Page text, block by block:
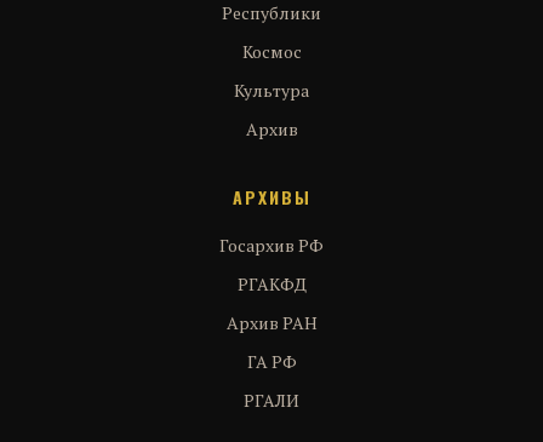
Республики
Космос
Культура
Архив
АРХИВЫ
Госархив РФ
РГАКФД
Архив РАН
ГА РФ
РГАЛИ